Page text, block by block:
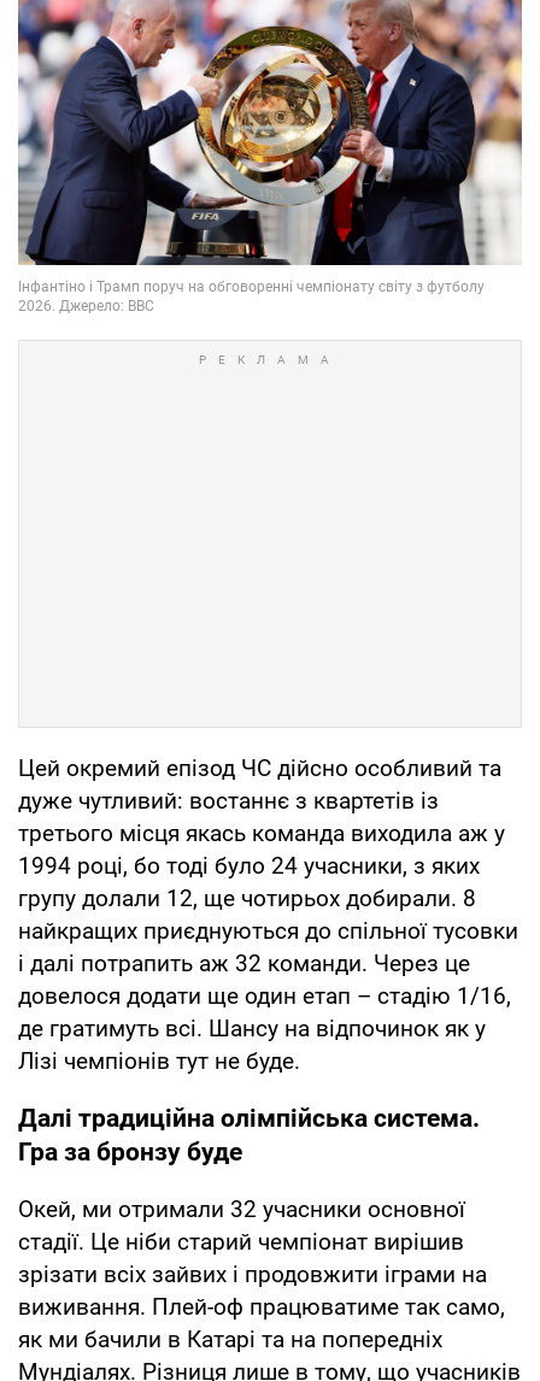
Цей окремий епізод ЧС дійсно особливий та
дуже чутливий: востаннє з квартетів із
третього місця якась команда виходила аж у
1994 році, бо тоді було 24 учасники, з яких
групу долали 12, ще чотирьох добирали. 8
найкращих приєднуються до спільної тусовки
і далі потрапить аж 32 команди. Через це
довелося додати ще один етап – стадію 1/16,
де гратимуть всі. Шансу на відпочинок як у
Лізі чемпіонів тут не буде.
Далі традиційна олімпійська система.
Гра за бронзу буде
Окей, ми отримали 32 учасники основної
стадії. Це ніби старий чемпіонат вирішив
зрізати всіх зайвих і продовжити іграми на
виживання. Плей-оф працюватиме так само,
як ми бачили в Катарі та на попередніх
Мундіалях. Різниця лише в тому, що учасників